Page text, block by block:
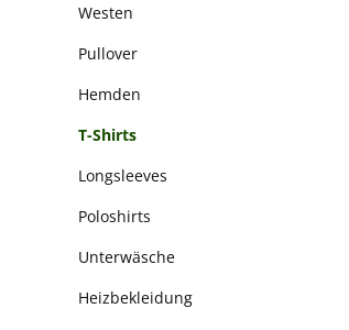
Westen
Pullover
Hemden
T-Shirts
Longsleeves
Poloshirts
Unterwäsche
Heizbekleidung